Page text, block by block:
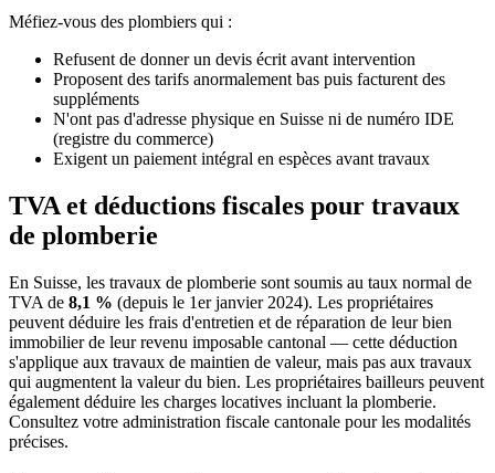
Méfiez-vous des plombiers qui :
Refusent de donner un devis écrit avant intervention
Proposent des tarifs anormalement bas puis facturent des
suppléments
N'ont pas d'adresse physique en Suisse ni de numéro IDE
(registre du commerce)
Exigent un paiement intégral en espèces avant travaux
TVA et déductions fiscales pour travaux
de plomberie
En Suisse, les travaux de plomberie sont soumis au taux normal de
TVA de 8,1 % (depuis le 1er janvier 2024). Les propriétaires
peuvent déduire les frais d'entretien et de réparation de leur bien
immobilier de leur revenu imposable cantonal — cette déduction
s'applique aux travaux de maintien de valeur, mais pas aux travaux
qui augmentent la valeur du bien. Les propriétaires bailleurs peuvent
également déduire les charges locatives incluant la plomberie.
Consultez votre administration fiscale cantonale pour les modalités
précises.